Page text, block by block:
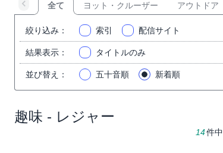
全て ヨット・クルーザー アウトドア
絞り込み ： 索引 配信サイト
結果表示 ： タイトルのみ
並び替え ： 五十音順 新着順
趣味 - レジャー
14件中